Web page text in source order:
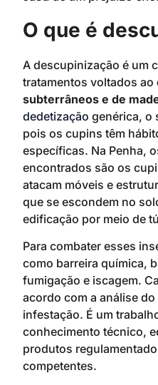
O que é
A descupinização é um
tratamentos voltados ao
subterrâneos e de
dedetização genérica, o
pois os cupins têm
específicas. Na Penha,
encontrados são os
atacam móveis e
que se escondem no
edificação por meio de
Para combater esses
como barreira química,
fumigação e iscagem.
acordo com a análise
infestação. É um
conhecimento técnico,
produtos
competentes.